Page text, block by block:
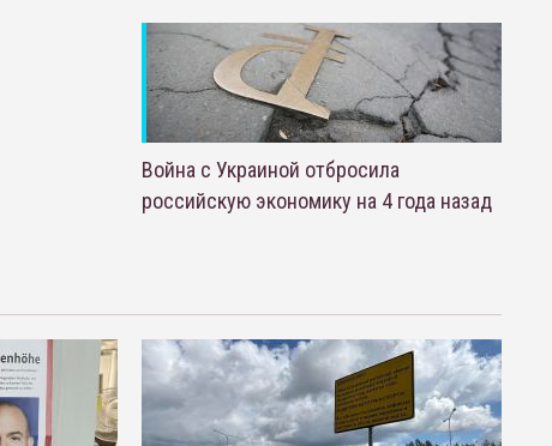
Война с Украиной отбросила
российскую экономику на 4 года назад